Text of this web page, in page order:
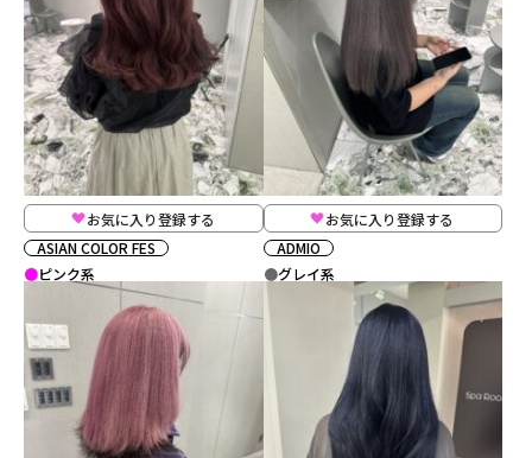
お気に入り登録する
ASIAN COLOR FES
ピンク系
お気に入り登録する
ADMIO
グレイ系